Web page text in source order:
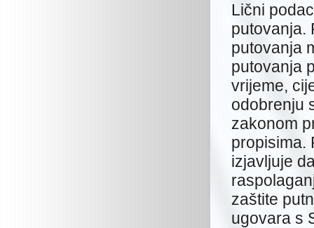
Lični
putovanja.
putovanja
putovanja
vrijeme,
odobrenju
zakonom
propisima.
izjavljuje
zaštite
ugovara s